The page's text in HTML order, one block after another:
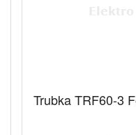
Trubka TRF60-3